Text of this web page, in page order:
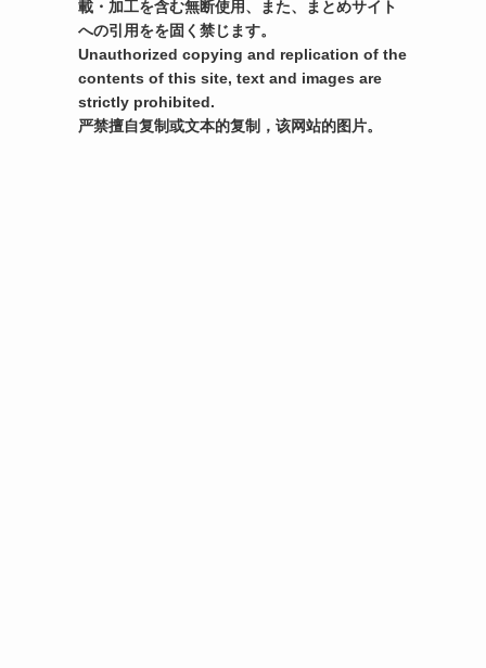
載・加工を含む無断使用、また、まとめサイト
への引用をを固く禁じます。
Unauthorized copying and replication of the
contents of this site, text and images are
strictly prohibited.
严禁擅自复制或文本的复制，该网站的图片。